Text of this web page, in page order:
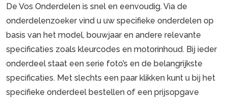
De Vos Onderdelen is snel en eenvoudig. Via de
onderdelenzoeker vind u uw specifieke onderdelen op
basis van het model, bouwjaar en andere relevante
specificaties zoals kleurcodes en motorinhoud. Bij ieder
onderdeel staat een serie foto’s en de belangrijkste
specificaties. Met slechts een paar klikken kunt u bij het
specifieke onderdeel bestellen of een prijsopgave